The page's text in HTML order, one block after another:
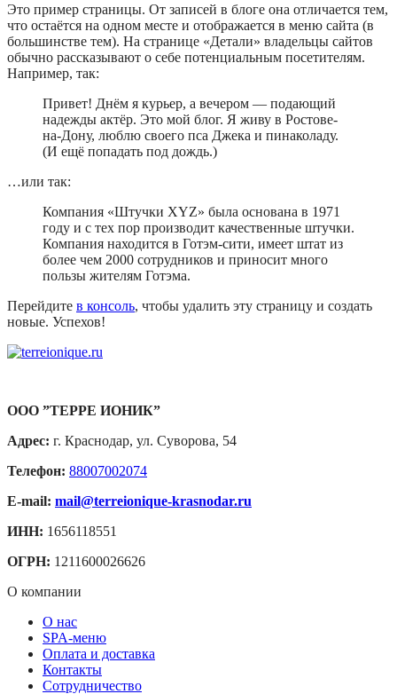
Это пример страницы. От записей в блоге она отличается тем,
что остаётся на одном месте и отображается в меню сайта (в
большинстве тем). На странице «Детали» владельцы сайтов
обычно рассказывают о себе потенциальным посетителям.
Например, так:
Привет! Днём я курьер, а вечером — подающий
надежды актёр. Это мой блог. Я живу в Ростове-
на-Дону, люблю своего пса Джека и пинаколаду.
(И ещё попадать под дождь.)
…или так:
Компания «Штучки XYZ» была основана в 1971
году и с тех пор производит качественные штучки.
Компания находится в Готэм-сити, имеет штат из
более чем 2000 сотрудников и приносит много
пользы жителям Готэма.
Перейдите в консоль, чтобы удалить эту страницу и создать
новые. Успехов!
ООО ”ТЕРРЕ ИОНИК”
Адрес: г. Краснодар, ул. Суворова, 54
Телефон: 88007002074
E-mail: mail@terreionique-krasnodar.ru
ИНН: 1656118551
ОГРН: 1211600026626
О компании
О нас
SPA-меню
Оплата и доставка
Контакты
Сотрудничество